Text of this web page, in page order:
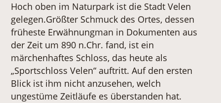
Hoch oben im Naturpark ist die Stadt Velen
gelegen.Größter Schmuck des Ortes, dessen
früheste Erwähnungman in Dokumenten aus
der Zeit um 890 n.Chr. fand, ist ein
märchenhaftes Schloss, das heute als
„Sportschloss Velen“ auftritt. Auf den ersten
Blick ist ihm nicht anzusehen, welch
ungestüme Zeitläufe es überstanden hat.